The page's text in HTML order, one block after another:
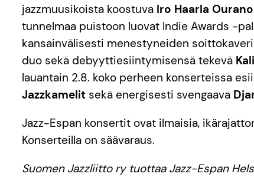
jazzmuusikoista koostuva Iro Haarla
tunnelmaa puistoon luovat Indie Awards -
kansainvälisesti menestyneiden
duo sekä debyyttiesiintymisensä tekevä
lauantain 2.8. koko perheen konserteissa
Jazzkamelit sekä energisesti svengaava
Jazz-Espan konsertit ovat ilmaisia,
Konserteilla on säävaraus.
Suomen Jazzliitto ry tuottaa Jazz-Espan